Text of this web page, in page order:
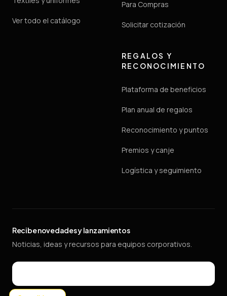
Ver todo el catálogo
Para Compras
Solicitar cotización
REGALOS Y
RECONOCIMIENTO
Plataforma de beneficios
Plan anual de regalos
Reconocimiento y puntos
Premios y canje
Logística y seguimiento
Recibe novedades y lanzamientos
Noticias, ideas y recursos para equipos corporativos.
Email